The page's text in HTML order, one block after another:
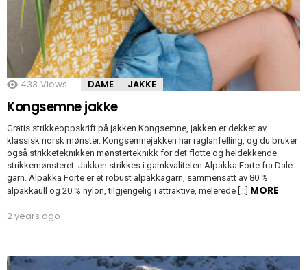
433 Views DAME JAKKE
Kongsemne jakke
Gratis strikkeoppskrift på jakken Kongsemne, jakken er dekket av
klassisk norsk mønster. Kongsemnejakken har raglanfelling, og du bruker
også strikketeknikken mønsterteknikk for det flotte og heldekkende
strikkemønsteret. Jakken strikkes i garnkvaliteten Alpakka Forte fra Dale
garn. Alpakka Forte er et robust alpakkagarn, sammensatt av 80 %
alpakkaull og 20 % nylon, tilgjengelig i attraktive, melerede […] MORE
2 years ago